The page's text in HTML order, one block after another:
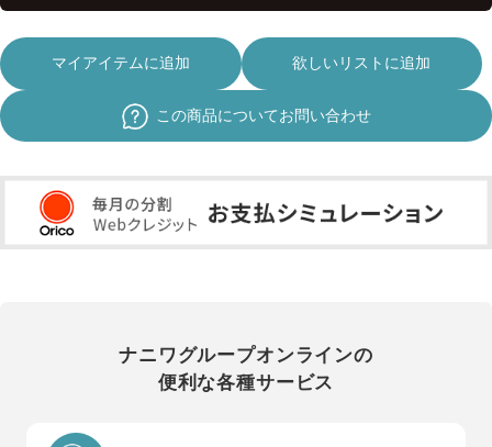
マイアイテムに追加 欲しいリストに追加
この商品についてお問い合わせ
ナニワグループオンラインの
便利な各種サービス